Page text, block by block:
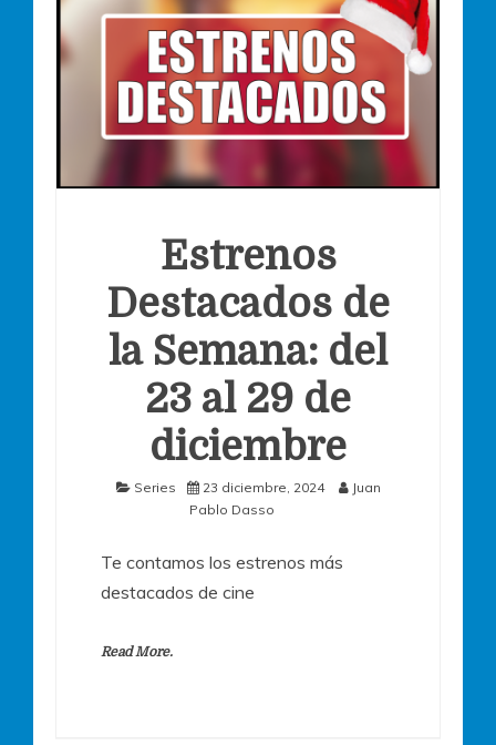
Estrenos
Destacados de
la Semana: del
23 al 29 de
diciembre
Series 23 diciembre, 2024
Juan
Pablo Dasso
Te contamos los estrenos más
destacados de cine
Read More.